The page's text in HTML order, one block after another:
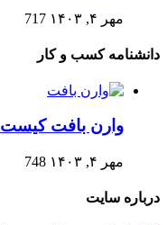
مهر ۴, ۱۴۰۳ 717
دانشنامه کسب و کار
وارن بافت کیست
مهر ۴, ۱۴۰۳ 748
درباره سایت